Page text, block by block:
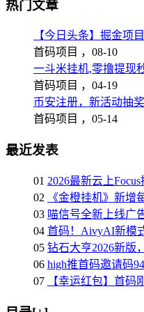
热门文章
【今日头条】掘金项
首码项目 ， 08-10
一斗米挂机,零撸提现
首码项目 ， 04-19
币安注册，新活动抽
首码项目 ， 05-14
最近发表
01 2026最新云上
02
《金橙挂机》新增
03 喵信号全新上线广
04 首码！AivyAI新模
05 钻石大亨2026新版
06 high推首码邀请码
07
【幸运红包】首码